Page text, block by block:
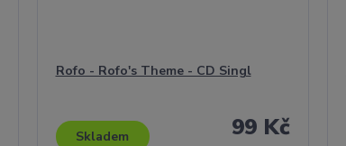
Rofo - Rofo's Theme - CD Singl
99 Kč
Skladem